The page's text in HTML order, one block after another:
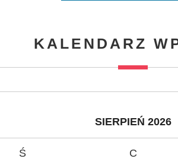
KALENDARZ
SIERPIEŃ 2026
Ś C